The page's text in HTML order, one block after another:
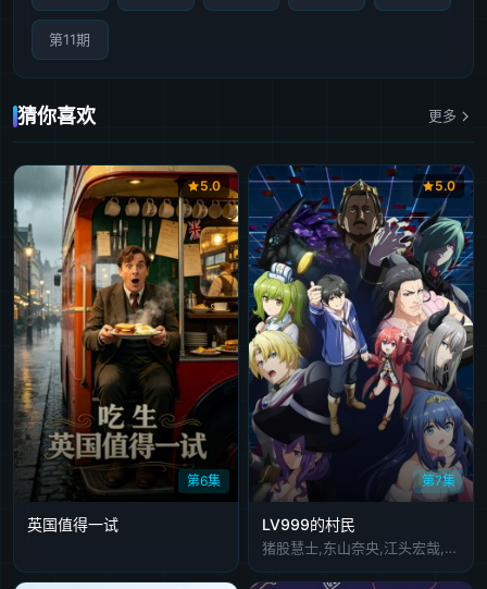
第11期
猜你喜欢 更多
第6集
5.0
英国值得一试
第7集
5.0
LV999的村民
猪股慧士,东山奈央,江头宏哉,岛崎信长,石见舞菜香,古贺葵,Lynn,梅原裕一郎